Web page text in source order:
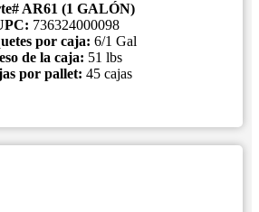
AR61 (1 GALÓN)
736324000098
por caja: 6/1 Gal
de la caja: 51 lbs
por pallet: 45 cajas